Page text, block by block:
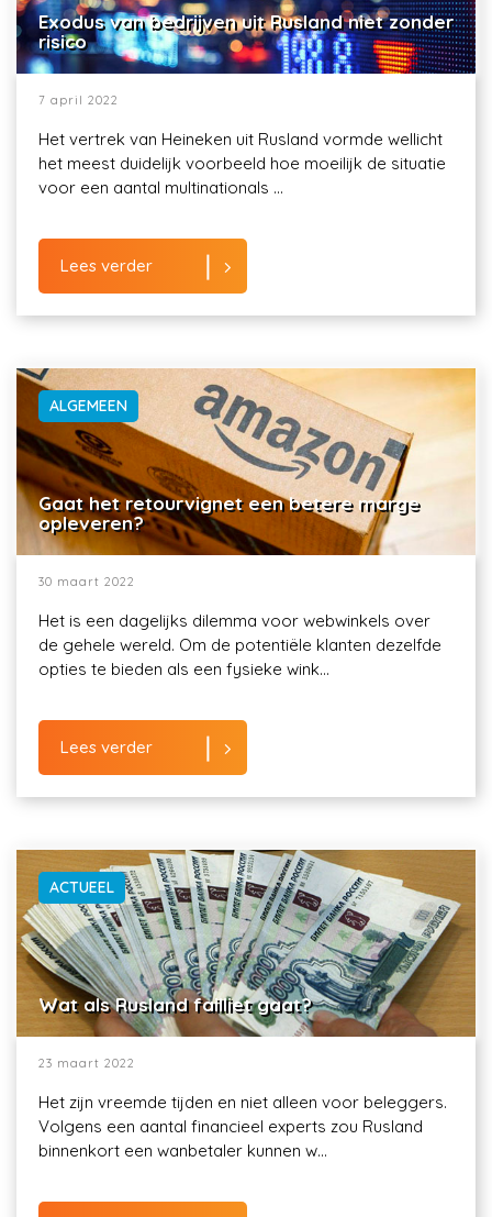
Exodus van bedrijven uit Rusland niet zonder
risico
7 april 2022
Het vertrek van Heineken uit Rusland vormde wellicht
het meest duidelijk voorbeeld hoe moeilijk de situatie
voor een aantal multinationals ...
Lees verder
ALGEMEEN
Gaat het retourvignet een betere marge
opleveren?
30 maart 2022
Het is een dagelijks dilemma voor webwinkels over
de gehele wereld. Om de potentiële klanten dezelfde
opties te bieden als een fysieke wink...
Lees verder
ACTUEEL
Wat als Rusland failliet gaat?
23 maart 2022
Het zijn vreemde tijden en niet alleen voor beleggers.
Volgens een aantal financieel experts zou Rusland
binnenkort een wanbetaler kunnen w...